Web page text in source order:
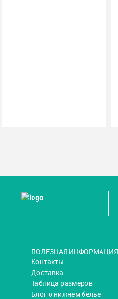
ПОЛЕЗНАЯ ИНФОРМАЦИЯ
Контакты
Доставка
Таблица размеров
Блог о нижнем белье